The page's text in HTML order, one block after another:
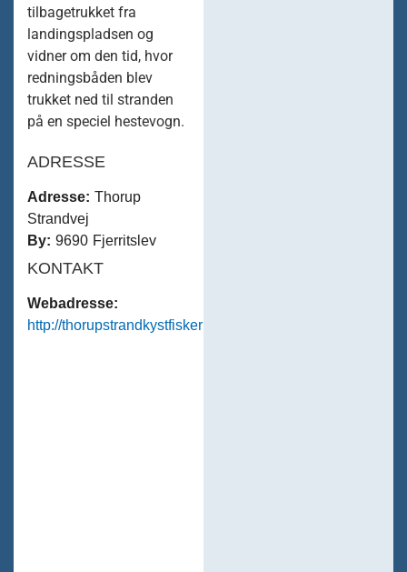
tilbagetrukket fra
landingspladsen og
vidner om den tid, hvor
redningsbåden blev
trukket ned til stranden
på en speciel hestevogn.
ADRESSE
Adresse:Thorup
Strandvej
By:9690 Fjerritslev
KONTAKT
Webadresse:
http://thorupstrandkystfiskerlaug.dk